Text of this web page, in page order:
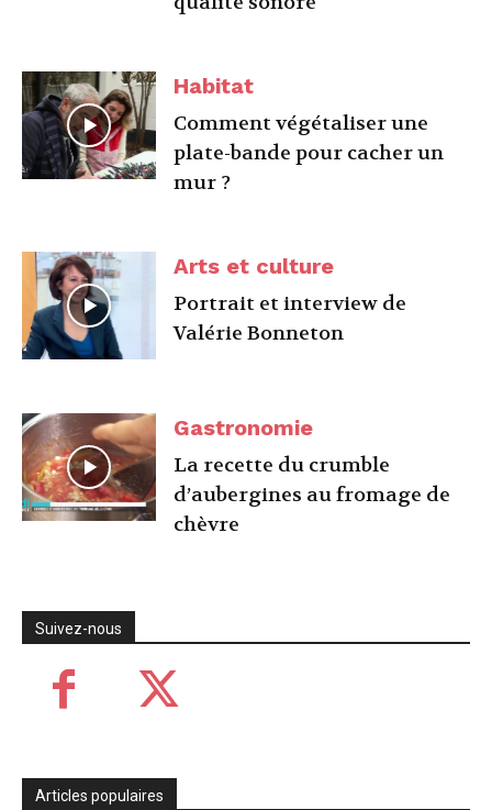
Habitat
Comment végétaliser une
plate-bande pour cacher un
mur ?
Arts et culture
Portrait et interview de
Valérie Bonneton
Gastronomie
La recette du crumble
d’aubergines au fromage de
chèvre
Suivez-nous
Articles populaires